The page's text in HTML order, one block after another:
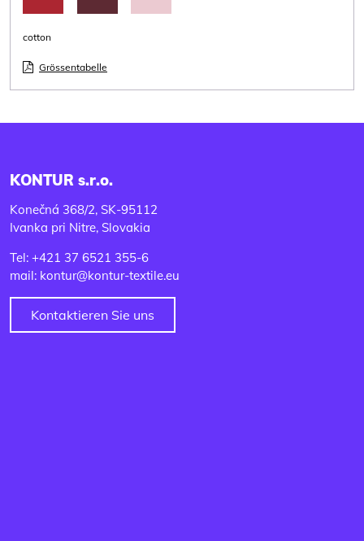
cotton
Grössentabelle
KONTUR s.r.o.
Konečná 368/2, SK-95112
Ivanka pri Nitre, Slovakia
Tel: +421 37 6521 355-6
mail: kontur@kontur-textile.eu
Kontaktieren Sie uns